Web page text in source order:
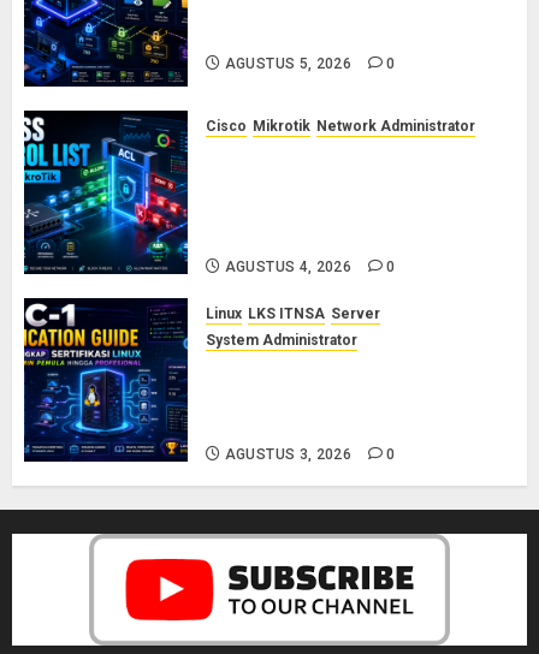
AGUSTUS 5, 2026 0
Cisco Mikrotik Network Administrator
AGUSTUS 4, 2026 0
Linux LKS ITNSA Server
System Administrator
AGUSTUS 3, 2026 0